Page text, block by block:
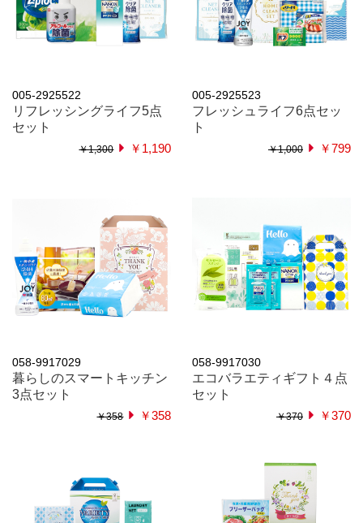
005-2925522
リフレッシングライフ5点
セット
￥1,300 ￥1,190
005-2925523
フレッシュライフ6点セッ
ト
￥1,000 ￥799
058-9917029
暮らしのスマートキッチン
3点セット
￥358 ￥358
058-9917030
エコバラエティギフト４点
セット
￥370 ￥370